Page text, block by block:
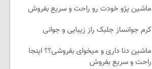
ماشین پژو خودت رو راحت و سریع بفروش
کرم جوانساز جلبک راز زیبایی و جوانی
ماشین دنا داری و میخوای بفروشی؟؟ اینجا
راحت و سریع بفروش